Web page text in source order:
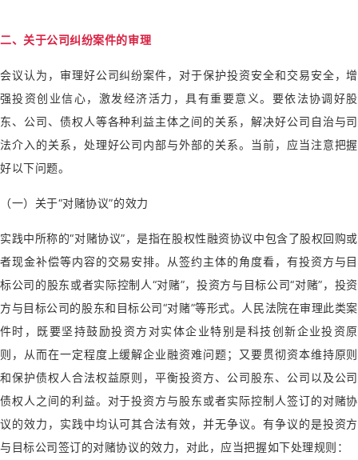
二、关于公司纠纷案件的审理
会议认为，审理好公司纠纷案件，对于保护投资安全和交易安全，增
强投资创业信心，激发经济活力，具有重要意义。要依法协调好股
东、公司、债权人等各种利益主体之间的关系，解决好公司自治与司
法介入的关系，处理好公司内部与外部的关系。当前，应当注意把握
好以下问题。
（一）关于“对赌协议”的效力
实践中所称的“对赌协议”，是指在股权性融资协议中包含了股权回购或
者现金补偿等内容的交易安排。从签约主体的角度看，有投资方与目
标公司的股东或者实际控制人“对赌”，投资方与目标公司“对赌”，投资
方与目标公司的股东和目标公司“对赌”等形式。人民法院在审理此类案
件时，既要坚持鼓励投资方对实体企业特别是科技创新企业投资原
则，从而在一定程度上缓解企业融资难问题；又要贯彻资本维持原则
和保护债权人合法权益原则，平衡投资方、公司股东、公司以及公司
债权人之间的利益。对于投资方与股东或者实际控制人签订的对赌协
议的效力，实践中均认可其合法有效，并无争议。有争议的是投资方
与目标公司签订的对赌协议的效力，对此，应当把握如下处理规则：